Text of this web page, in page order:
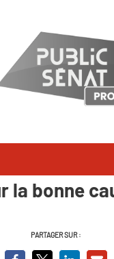
prêt à
la bonne
PARTAGER SUR :